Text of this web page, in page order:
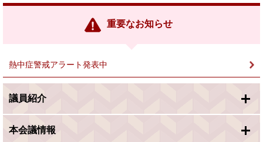
リ
重要なお知らせ
熱中症警戒アラート発表中
議員紹介
本会議情報